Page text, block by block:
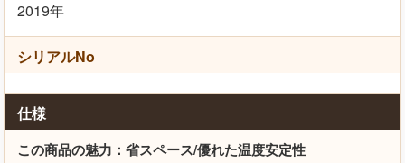
2019年
シリアルNo
仕様
この商品の魅力：省スペース/優れた温度安定性